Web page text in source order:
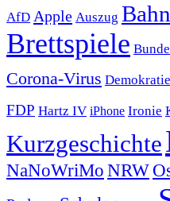
AfD Apple Auszug Bahn
Brettspiele
Corona-Virus Demokratie
FDP Hartz IV iPhone Ironie
Kurzgeschichte
NaNoWriMo NRW